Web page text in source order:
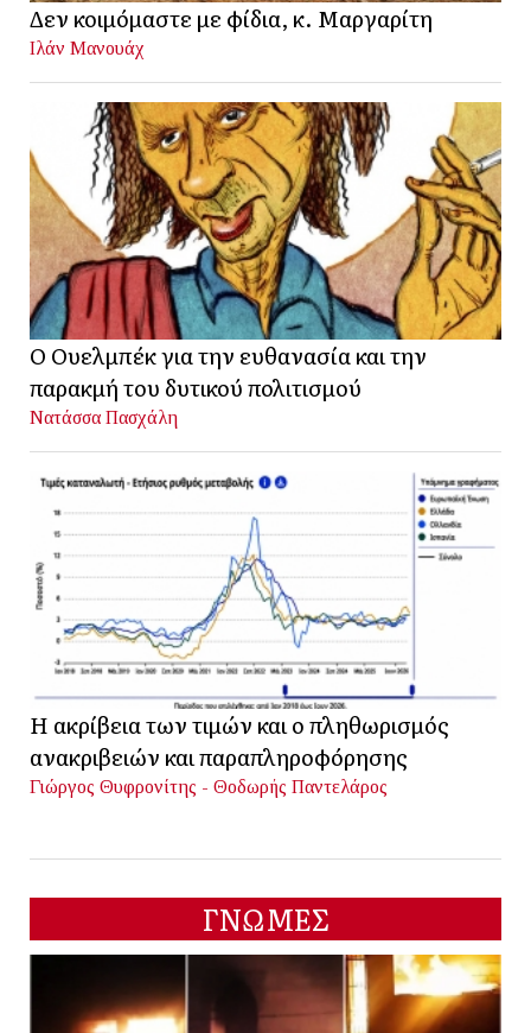
Δεν κοιμόμαστε με φίδια, κ. Μαργαρίτη
Ιλάν Μανουάχ
Ο Ουελμπέκ για την ευθανασία και την
παρακμή του δυτικού πολιτισμού
Νατάσσα Πασχάλη
Η ακρίβεια των τιμών και ο πληθωρισμός
ανακριβειών και παραπληροφόρησης
Γιώργος Θυφρονίτης - Θοδωρής Παντελάρος
ΓΝΩΜΕΣ